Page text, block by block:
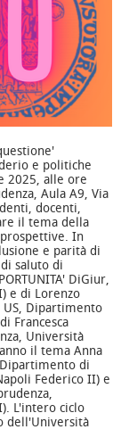
e politiche
2025, alle ore
Aula A9, Via
docenti,
il tema della
In
e parità di
saluto di
DiGiur,
e di Lorenzo
US, Dipartimento
Francesca
Università
il tema Anna
di
Federico II) e
L'intero ciclo
dell'Università